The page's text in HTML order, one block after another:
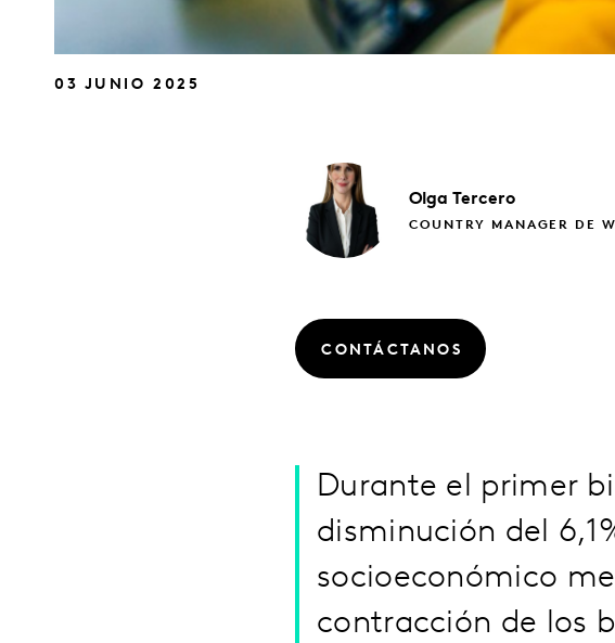
03 JUNIO 2025
OlgaTercero
COUNTRY MANAGER DE
CONTÁCTANOS
Durante el primer
disminución del
socioeconómico
contracción de los